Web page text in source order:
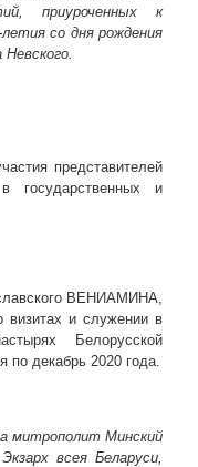
приуроченных к
со дня рождения
Невского.
представителей
государственных и
ВЕНИАМИНА,
визитах и служении в
Белорусской
по декабрь 2020 года.
митрополит Минский
всея Беларуси,